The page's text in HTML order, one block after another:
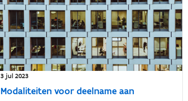
3 jul 2023
Modaliteiten voor deelname aan